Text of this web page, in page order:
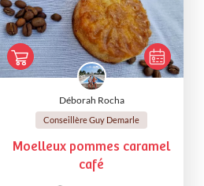
Déborah Rocha
Conseillère Guy Demarle
Moelleux pommes caramel
café